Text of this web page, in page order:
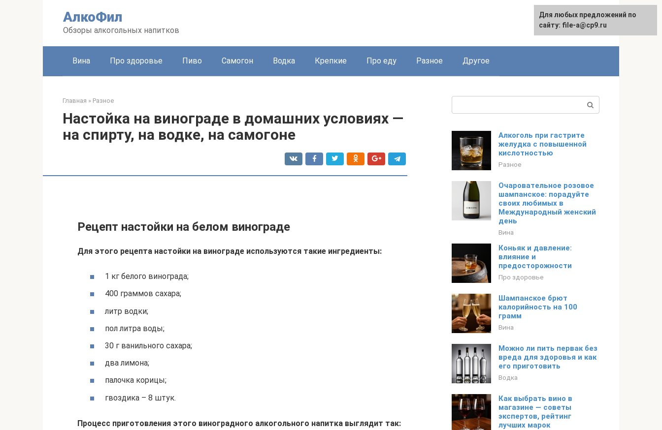
АлкоФил
Обзоры алкогольных напитков
Вина Про здоровье Пиво Самогон Водка Крепкие Про еду Разное Другое
Главная » Разное
Настойка на винограде в домашних условиях —
на спирту, на водке, на самогоне
Рецепт настойки на белом винограде
Для этого рецепта настойки на винограде используются такие ингредиенты:
1 кг белого винограда;
400 граммов сахара;
литр водки;
пол литра воды;
30 г ванильного сахара;
два лимона;
палочка корицы;
гвоздика – 8 штук.
Процесс приготовления этого виноградного алкогольного напитка выглядит так:
Алкоголь при гастрите
желудка с повышенной
кислотностью
Разное
Очаровательное розовое
шампанское: порадуйте
своих любимых в
Международный женский
день
Вина
Коньяк и давление:
влияние и
предосторожности
Про здоровье
Шампанское брют
калорийность на 100
грамм
Вина
Можно ли пить первак без
вреда для здоровья и как
его приготовить
Водка
Как выбрать вино в
магазине — советы
экспертов, рейтинг
лучших марок
Для любых предложений по
сайту: file-a@cp9.ru